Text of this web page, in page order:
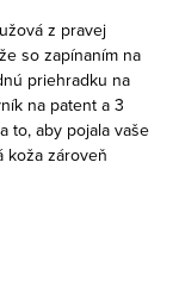
z pravej
so zapínaním na
priehradku na
na patent a 3
to, aby pojala vaše
koža zároveň